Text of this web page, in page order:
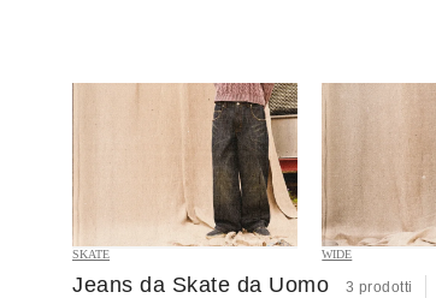
SKATE WIDE
Jeans da Skate da Uomo 3 prodotti